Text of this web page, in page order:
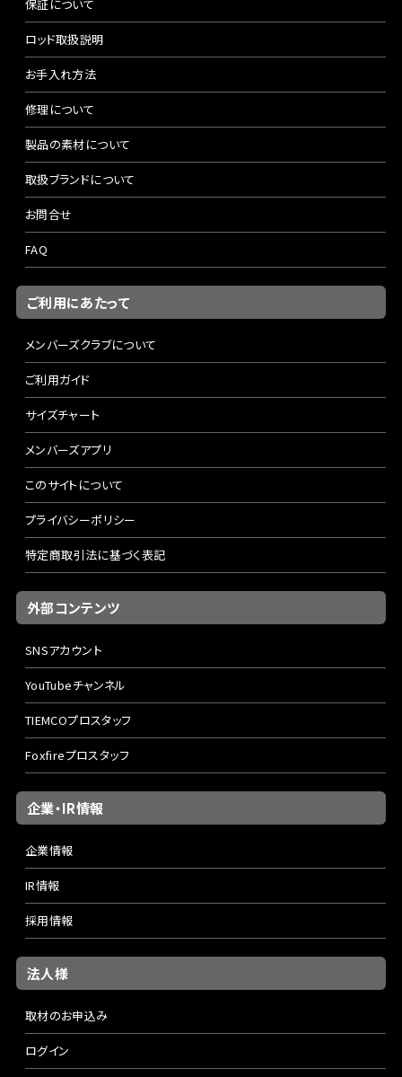
保証について
ロッド取扱説明
お手入れ方法
修理について
製品の素材について
取扱ブランドについて
お問合せ
FAQ
ご利用にあたって
メンバーズクラブについて
ご利用ガイド
サイズチャート
メンバーズアプリ
このサイトについて
プライバシーポリシー
特定商取引法に基づく表記
外部コンテンツ
SNSアカウント
YouTubeチャンネル
TIEMCOプロスタッフ
Foxfireプロスタッフ
企業・IR情報
企業情報
IR情報
採用情報
法人様
取材のお申込み
ログイン